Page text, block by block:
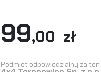
99,00 zł
Podmiot odpowiedzialny za